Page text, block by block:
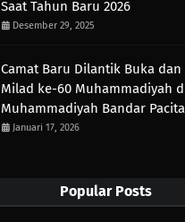
Saat Tahun Baru 2026
Desember 29, 2025
Camat Baru Dilantik Buka
Milad ke-60 Muhammadiyah
Muhammadiyah Bandar
Januari 17, 2026
Popular Posts